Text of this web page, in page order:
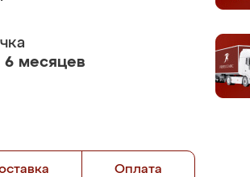
6 месяцев
Оплата